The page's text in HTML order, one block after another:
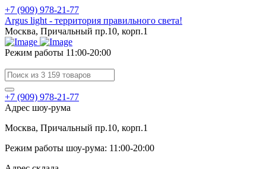
+7 (909) 978-21-77
Argus light - территория правильного света!
Москва, Причальный пр.10, корп.1
Режим работы 11:00-20:00
+7 (909) 978-21-77
Адрес шоу-рума
Москва, Причальный пр.10, корп.1
Режим работы шоу-рума: 11:00-20:00